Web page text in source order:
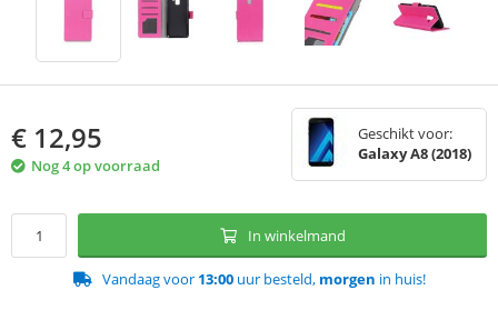
€ 12,95
Nog 4 op voorraad
Geschikt voor:
Galaxy A8 (2018)
In winkelmand
Vandaag voor 13:00uur besteld, morgen in huis!